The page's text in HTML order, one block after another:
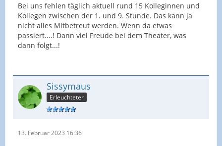
Bei uns fehlen täglich aktuell rund 15 Kolleginnen und
Kollegen zwischen der 1. und 9. Stunde. Das kann ja
nicht alles Mitbetreut werden. Wenn da etwas
passiert....! Dann viel Freude bei dem Theater, was
dann folgt...!
Sissymaus
Erleuchteter
13. Februar 2023 16:36